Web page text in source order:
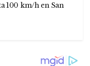
100 km/h en San